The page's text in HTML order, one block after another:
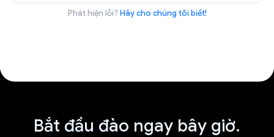
Phát hiện lỗi? Hãy cho chúng tôi biết!
Bắt đầu đào ngay bây giờ.